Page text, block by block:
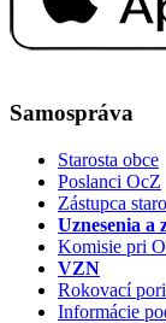
Samospráva
Starosta obce
Poslanci OcZ
Zástupca
Uznesenia a
Komisie pri
VZN
Rokovací
Informácie